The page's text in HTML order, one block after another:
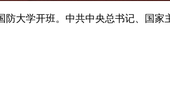
防大学开班。中共中央总书记、国